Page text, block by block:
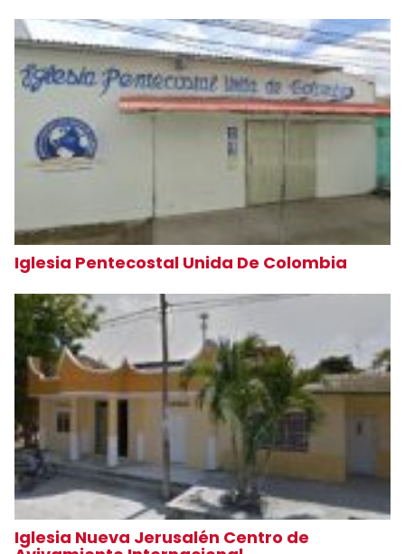
Iglesia Pentecostal Unida De Colombia
Iglesia Nueva Jerusalén Centro de